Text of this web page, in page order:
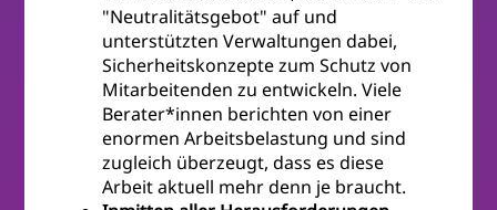
"Neutralitätsgebot" auf und
unterstützten Verwaltungen dabei,
Sicherheitskonzepte zum Schutz von
Mitarbeitenden zu entwickeln. Viele
Berater*innen berichten von einer
enormen Arbeitsbelastung und sind
zugleich überzeugt, dass es diese
Arbeit aktuell mehr denn je braucht.